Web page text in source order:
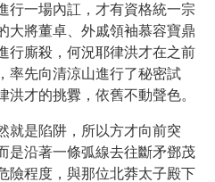
行一場內訌，才有資格統一宗
大將董卓、外戚領袖慕容寶鼎
行廝殺，何況耶律洪才在之前
率先向清涼山進行了秘密試
才的挑釁，依舊不動聲色。
就是陷阱，所以方才向前突
是沿著一條弧線去往斷矛鄧茂
險程度，與那位北莽太子殿下